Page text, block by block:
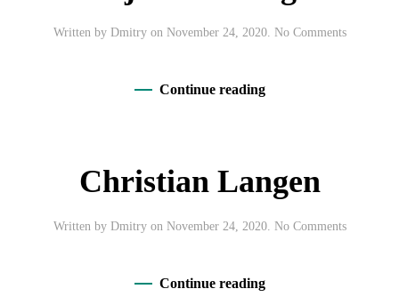
Written by Dmitryon November 24, 2020. No Commentson
Continue reading
Christian Langen
Written by Dmitryon November 24, 2020. No Commentson
Continue reading